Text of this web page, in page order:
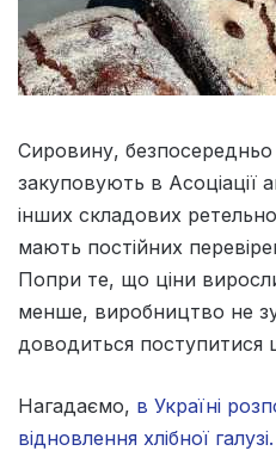
Сировину,
закуповують в Асоціації
інших складових ретельно
мають постійних
Попри те, що ціни
менше, виробництво не
доводиться поступитися
Нагадаємо, в Україні
відновлення хлібної галузі.